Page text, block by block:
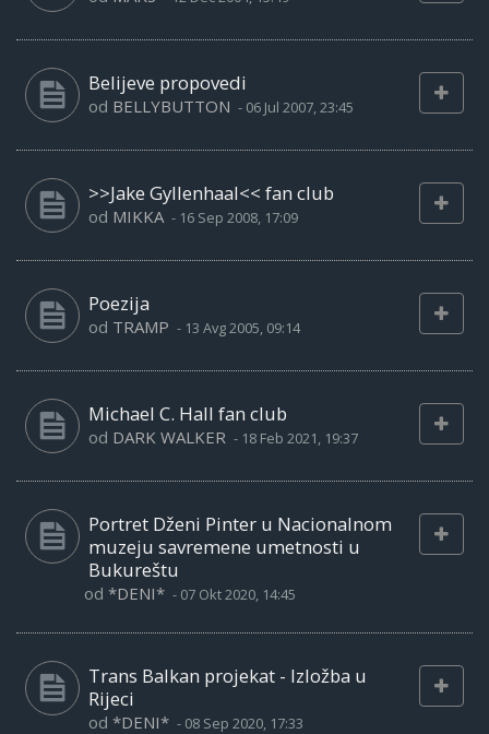
Belijeve propovedi
od BELLYBUTTON - 06 Jul 2007, 23:45
>>Jake Gyllenhaal<< fan club
od MIKKA - 16 Sep 2008, 17:09
Poezija
od TRAMP - 13 Avg 2005, 09:14
Michael C. Hall fan club
od DARK WALKER - 18 Feb 2021, 19:37
Portret Dženi Pinter u Nacionalnom
muzeju savremene umetnosti u
Bukureštu
od *DENI* - 07 Okt 2020, 14:45
Trans Balkan projekat - Izložba u
Rijeci
od *DENI* - 08 Sep 2020, 17:33